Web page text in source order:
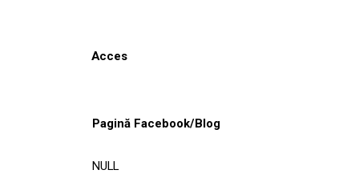
Acces
Pagină Facebook/Blog
NULL